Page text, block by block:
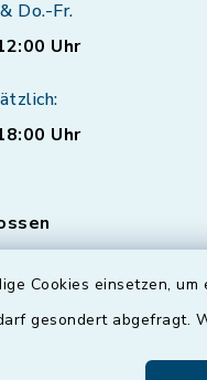
Cookies einsetzen,
gesondert abgefragt.
Do.-Fr.
Uhr
Uhr
nur mit
können Sie auch